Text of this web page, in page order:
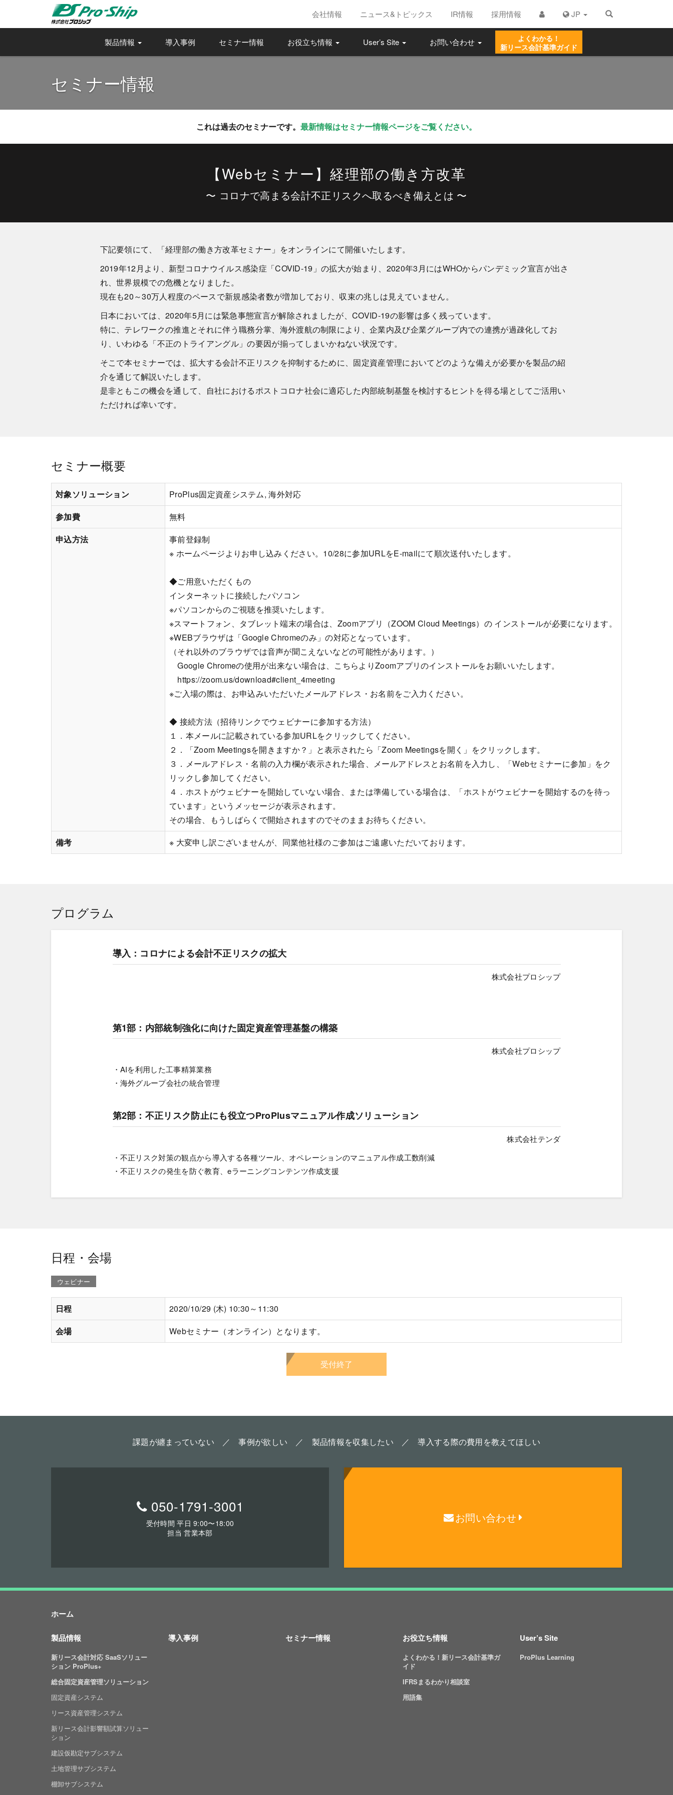
製品情報 導入事例 セミナー情報 お役立ち情報 User’s Site お問い合わせ
よくわかる！
新リース会計基準ガイド
会社情報 ニュース&トピックス IR情報 採用情報 JP
セミナー情報
これは過去のセミナーです。 最新情報はセミナー情報ページをご覧ください。
【Webセミナー】経理部の働き方改革
コロナで高まる会計不正リスクへ取るべき備えとは
下記要領にて、「経理部の働き方改革セミナー」 をオンラインにて開催いたします。
2019年12月より、新型コロナウイルス感染症「COVID-19」の拡大が始まり、2020年3月にはWHOからパンデミック宣言が出さ
れ、世界規模での危機となりました。
現在も20～30万人程度のペースで新規感染者数が増加しており、 収束の兆しは見えていません。
日本においては、2020年5月には緊急事態宣言が解除されましたが、COVID-19の影響は多く残っています。
特に、テレワークの推進とそれに伴う職務分掌、 海外渡航の制限により、企業内及び企業グループ内での連携が過疎化してお
り、いわゆる「不正のトライアングル」の要因が揃ってしまいかねない状況です。
そこで本セミナーでは、拡大する会計不正リスクを抑制するために、 固定資産管理においてどのような備えが必要かを製品の紹
介を通じて解説いたします。
是非ともこの機会を通して、
自社におけるポストコロナ社会に適応した内部統制基盤を検討する ヒントを得る場としてご活用い
ただければ幸いです。
セミナー概要
対象ソリューション
ProPlus固定資産システム, 海外対応
参加費
無料
申込方法
事前登録制
※ ホームページよりお申し込みください。10/28に参加URLをE-mailにて順次送付いたします。
◆ご用意いただくもの
インターネットに接続したパソコン
※パソコンからのご視聴を推奨いたします。
※スマートフォン、タブレット端末の場合は、Zoomアプリ（ZOOM Cloud Meetings）の インストールが必要になります。
※WEBブラウザは「Google Chromeのみ」の対応となっています。
（それ以外のブラウザでは音声が聞こえないなどの可能性があります。）
Google Chromeの使用が出来ない場合は、こちらよりZoomアプリのインストールをお願いいたします。
https://zoom.us/download#client_4meeting
※ご入場の際は、お申込みいただいたメールアドレス・お名前をご入力ください。
◆ 接続方法（招待リンクでウェビナーに参加する方法）
１．本メールに記載されている参加URLをクリックしてください。
２．「Zoom Meetingsを開きますか？」と表示されたら「Zoom Meetingsを開く」をクリックします。
３．メールアドレス・名前の入力欄が表示された場合、メールアドレスとお名前を入力し、「Webセミナーに参加」をク
リックし参加してください。
４．ホストがウェビナーを開始していない場合、または準備している場合は、「ホストがウェビナーを開始するのを待っ
ています」というメッセージが表示されます。
その場合、もうしばらくで開始されますのでそのままお待ちください。
備考
※ 大変申し訳ございませんが、同業他社様のご参加はご遠慮いただいております。
プログラム
導入：コロナによる会計不正リスクの拡大
株式会社プロシップ
第1部：内部統制強化に向けた固定資産管理基盤の構築
株式会社プロシップ
・AIを利用した工事精算業務
・海外グループ会社の統合管理
第2部：不正リスク防止にも役立つProPlusマニュアル作成ソリューション
株式会社テンダ
・不正リスク対策の観点から導入する各種ツール、オペレーションのマニュアル作成工数削減
・不正リスクの発生を防ぐ教育、eラーニングコンテンツ作成支援
日程・会場
ウェビナー
日程
2020/10/29 (木) 10:30～11:30
会場
Webセミナー（オンライン）となります。
受付終了
課題が纏まっていない 事例が欲しい 製品情報を収集したい 導入する際の費用を教えてほしい
050-1791-3001
受付時間 平日 9:00〜18:00
担当 営業本部
お問い合わせ
ホーム
製品情報
新リース会計対応 SaaSソリュー
ション ProPlus+
総合固定資産管理ソリューション
固定資産システム
リース資産管理システム
新リース会計影響額試算ソリュー
ション
建設仮勘定サブシステム
土地管理サブシステム
棚卸サブシステム
導入事例 セミナー情報 お役立ち情報
よくわかる！新リース会計基準ガ
イド
IFRSまるわかり相談室
用語集
User’s Site
ProPlus Learning